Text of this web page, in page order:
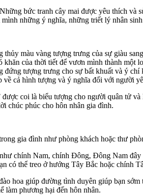
bức tranh cây mai được yêu thích
những ý nghĩa, những triết lý nhân
màu vàng tượng trưng của sự giàu
của thời tiết để vươn mình thành một
tượng trưng cho sự bất khuất và ý
về cả hình tượng và ý nghĩa đối với người
coi là biểu tượng cho người quân tử
chúc phúc cho hôn nhân gia đình.
gia đình như phòng khách hoặc thư
chính Nam, chính Đông, Đông Nam
có thể treo ở hướng Tây Bắc hoặc chính
hoa giúp đường tình duyên giúp bạn
làm phương hại đến hôn nhân.